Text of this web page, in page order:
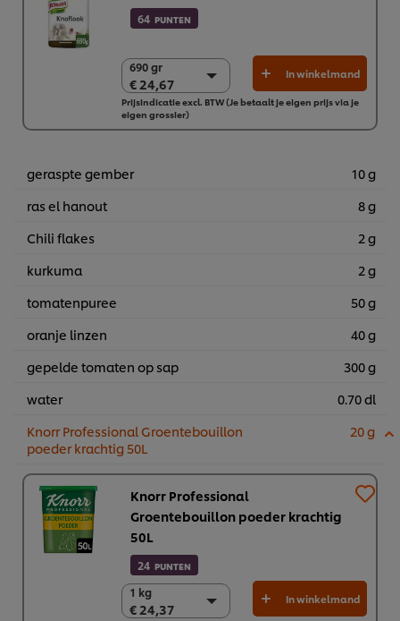
64 PUNTEN
690 gr
€ 24,67
690 gr
€ 24,67
2 x 690 gr
€ 49,33
In winkelmand
Prijsindicatie excl. BTW (Je betaalt je eigen prijs via je
eigen grossier)
geraspte gember
10 g
ras el hanout
8 g
Chili flakes
2 g
kurkuma
2 g
tomatenpuree
50 g
oranje linzen
40 g
gepelde tomaten op sap
300 g
water
0.70 dl
Knorr Professional Groentebouillon
poeder krachtig 50L
20 g
Knorr Professional
Groentebouillon poeder krachtig
50L
24 PUNTEN
1 kg
€ 24,37
1 kg
€ 24,37
In winkelmand